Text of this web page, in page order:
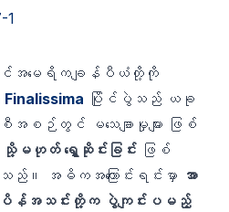
1
ာင်အမေရိကချန်ပီယံတို့ကို
Finalissima ပြိုင်ပွဲသည် ယခု
စဉ်တွင် မသေချာမှုများ ဖြစ်
သို့မဟုတ် ရွှေ့ဆိုင်းခြင်း ဖြစ်
သည်။ အဓိကအကြောင်းရင်းမှာ အာ
ပိန်အသင်းတို့က ပွဲကျင်းပမည့်